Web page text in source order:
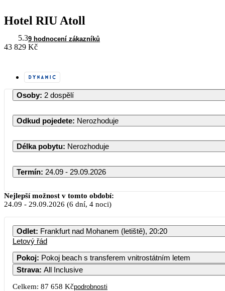
Hotel RIU Atoll
5.39 hodnocení zákazníků
43 829 Kč
Osoby: 2 dospělí
Odkud pojedete: Nerozhoduje
Délka pobytu: Nerozhoduje
Termín: 24.09 - 29.09.2026
Září 2026
PO ÚT ST ČT PÁ
64 209 44 039 45 669
Nejlepší možnost v tomto období:
24.09 - 29.09.2026 (6 dní, 4 noci)
Odlet: Frankfurt nad Mohanem (letiště), 20:20
Letový řád
Pokoj:
Pokoj beach s transferem vnitrostátním letem
Strava: All Inclusive
Celkem: 87 658 Kčpodrobnosti